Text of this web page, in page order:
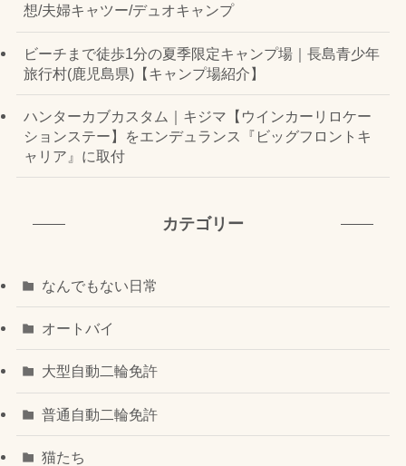
想/夫婦キャツー/デュオキャンプ
ビーチまで徒歩1分の夏季限定キャンプ場｜長島青少年
旅行村(鹿児島県)【キャンプ場紹介】
ハンターカブカスタム｜キジマ【ウインカーリロケー
ションステー】をエンデュランス『ビッグフロントキ
ャリア』に取付
カテゴリー
なんでもない日常
オートバイ
大型自動二輪免許
普通自動二輪免許
猫たち